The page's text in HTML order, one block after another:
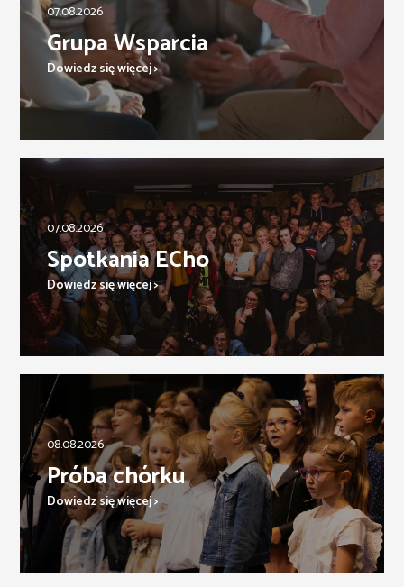
07.08.2026
Grupa Wsparcia
Dowiedz się więcej >
07.08.2026
Spotkania ECho
Dowiedz się więcej >
08.08.2026
Próba chórku
Dowiedz się więcej >